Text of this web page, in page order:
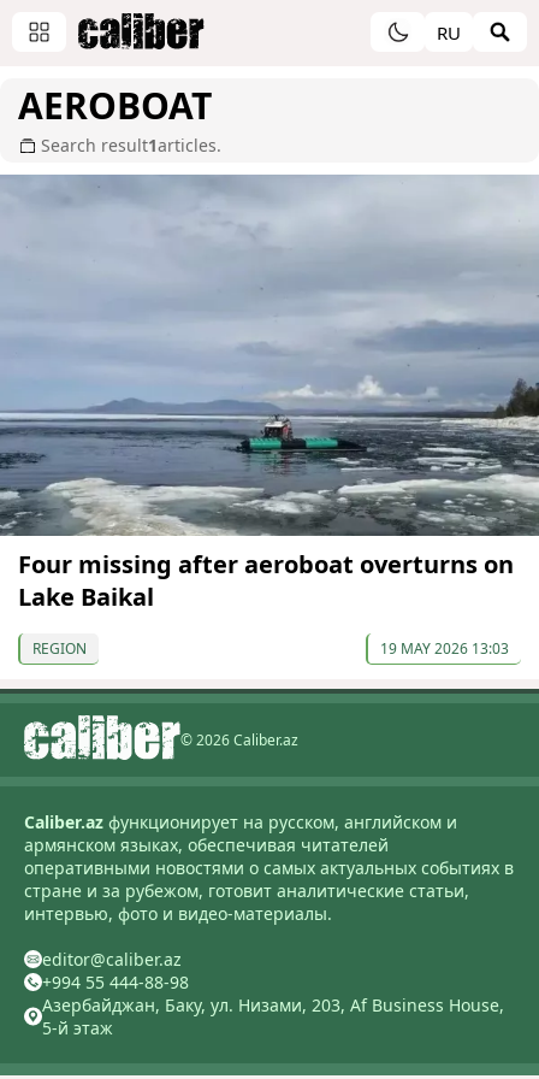
RU
AEROBOAT
Search result1articles.
Four missing after aeroboat overturns on
Lake Baikal
REGION 19 MAY 2026 13:03
© 2026 Caliber.az
Caliber.az функционирует на русском, английском и
армянском языках, обеспечивая читателей
оперативными новостями о самых актуальных событиях в
стране и за рубежом, готовит аналитические статьи,
интервью, фото и видео-материалы.
editor@caliber.az
+994 55 444-88-98
Азербайджан, Баку, ул. Низами, 203, Af Business House,
5-й этаж